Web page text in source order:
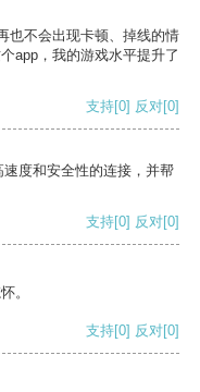
也不会出现卡顿、掉线的情
app，我的游戏水平提升了
支持[0] 反对[0]
度和安全性的连接，并帮
支持[0] 反对[0]
。
支持[0] 反对[0]